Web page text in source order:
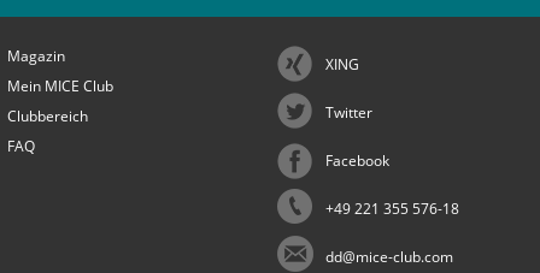
Magazin
Mein MICE Club
Clubbereich
FAQ
XING
Twitter
Facebook
+49 221 355 576-18
dd@mice-club.com